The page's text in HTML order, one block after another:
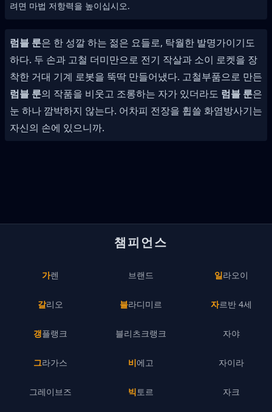
려면 마법 저항력을 높이십시오.
럼블 룬은 한 성깔 하는 젊은 요들로, 탁월한 발명가이기도
하다. 두 손과 고철 더미만으로 전기 작살과 소이 로켓을 장
착한 거대 기계 로봇을 뚝딱 만들어냈다. 고철부품으로 만든
럼블 룬의 작품을 비웃고 조롱하는 자가 있더라도 럼블 룬은
눈 하나 깜박하지 않는다. 어차피 전장을 휩쓸 화염방사기는
자신의 손에 있으니까.
챔피언스
가렌
갈리오
갱플랭크
그라가스
그레이브즈
브랜드
블라디미르
블리츠크랭크
비에고
빅토르
일라오이
자르반 4세
자야
자이라
자크